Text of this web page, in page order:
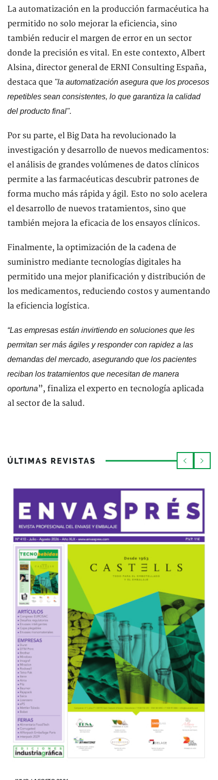
La automatización en la producción farmacéutica ha
permitido no solo mejorar la eficiencia, sino
también reducir el margen de error en un sector
donde la precisión es vital. En este contexto, Albert
Alsina, director general de ERNI Consulting España,
destaca que "la automatización asegura que los procesos
repetibles sean consistentes, lo que garantiza la calidad
del producto final".
Por su parte, el Big Data ha revolucionado la
investigación y desarrollo de nuevos medicamentos:
el análisis de grandes volúmenes de datos clínicos
permite a las farmacéuticas descubrir patrones de
forma mucho más rápida y ágil. Esto no solo acelera
el desarrollo de nuevos tratamientos, sino que
también mejora la eficacia de los ensayos clínicos.
Finalmente, la optimización de la cadena de
suministro mediante tecnologías digitales ha
permitido una mejor planificación y distribución de
los medicamentos, reduciendo costos y aumentando
la eficiencia logística.
“Las empresas están invirtiendo en soluciones que les
permitan ser más ágiles y responder con rapidez a las
demandas del mercado, asegurando que los pacientes
reciban los tratamientos que necesitan de manera
oportuna”, finaliza el experto en tecnología aplicada
al sector de la salud.
ÚLTIMAS REVISTAS